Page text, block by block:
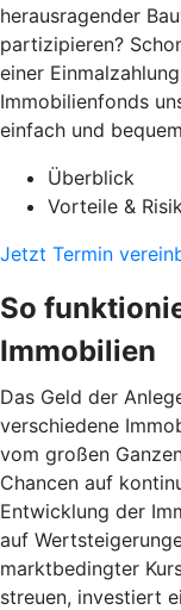
herausragender
partizipieren?
einer
Immobilienfonds
einfach und
Überblick
Vorteile &
Jetzt Termin
So
Immobilien
Das Geld der
verschiedene
vom großen
Chancen auf
Entwicklung der
auf
marktbedingter
streuen, investiert